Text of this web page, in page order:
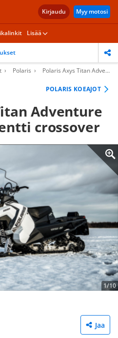
Kirjaudu Myy motosi
Lisää
Polaris Polaris Axys Titan Adventure 800 – Multitalentti crossover
POLARIS KOEAJOT
Adventure
crossover
1/10
Jaa